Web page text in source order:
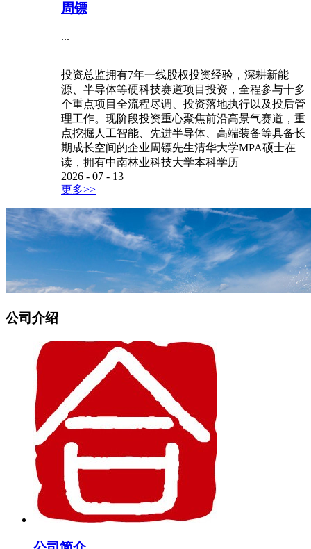
周镖
...
投资总监拥有7年一线股权投资经验，深耕新能
源、半导体等硬科技赛道项目投资，全程参与十多
个重点项目全流程尽调、投资落地执行以及投后管
理工作。现阶段投资重心聚焦前沿高景气赛道，重
点挖掘人工智能、先进半导体、高端装备等具备长
期成长空间的企业周镖先生清华大学MPA硕士在
读，拥有中南林业科技大学本科学历
2026 - 07 - 13
更多>>
公司介绍